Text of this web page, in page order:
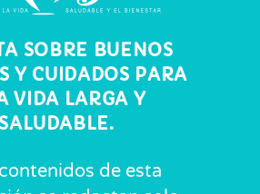
SOBRE BUENOS
Y CUIDADOS PARA
VIDA LARGA Y
SALUDABLE.
de esta